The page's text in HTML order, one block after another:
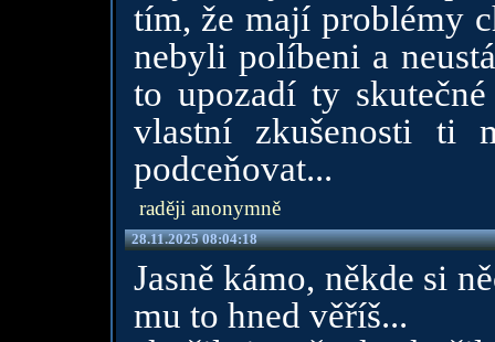
tím, že mají problémy
nebyli políbeni a
to upozadí ty
vlastní zkušenosti ti
podceňovat...
raději anonymně
28.11.2025 08:04:18
Jasně kámo, někde si
mu to hned věříš...